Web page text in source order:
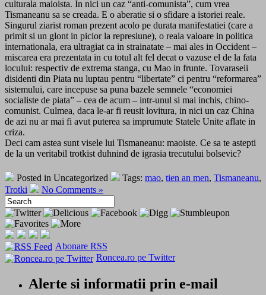
culturala maioista. In nici un caz “anti-comunista”, cum vrea
Tismaneanu sa se creada. E o aberatie si o sfidare a istoriei reale.
Singurul ziarist roman prezent acolo pe durata manifestatiei (care a
primit si un glont in picior la represiune), o reala valoare in politica
internationala, era ultragiat ca in strainatate – mai ales in Occident –
miscarea era prezentata in cu totul alt fel decat o vazuse el de la fata
locului: respectiv de extrema stanga, cu Mao in frunte. Tovaraseii
disidenti din Piata nu luptau pentru “libertate” ci pentru “reformarea”
sistemului, care incepuse sa puna bazele semnele “economiei
socialiste de piata” – cea de acum – intr-unul si mai inchis, chino-
comunist. Culmea, daca le-ar fi reusit lovitura, in nici un caz China
de azi nu ar mai fi avut puterea sa imprumute Statele Unite aflate in
criza.
Deci cam astea sunt visele lui Tismaneanu: maoiste. Ce sa te astepti
de la un veritabil trotkist duhnind de igrasia trecutului bolsevic?
Posted in Uncategorized Tags: mao, tien an men, Tismaneanu,
Trotki
No Comments »
Abonare RSS
Roncea.ro pe Twitter
Alerte si informatii prin e-mail